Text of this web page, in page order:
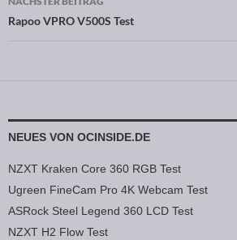
Rapoo VPRO V500S Test
NEUES VON OCINSIDE.DE
NZXT Kraken Core 360 RGB Test
Ugreen FineCam Pro 4K Webcam Test
ASRock Steel Legend 360 LCD Test
NZXT H2 Flow Test